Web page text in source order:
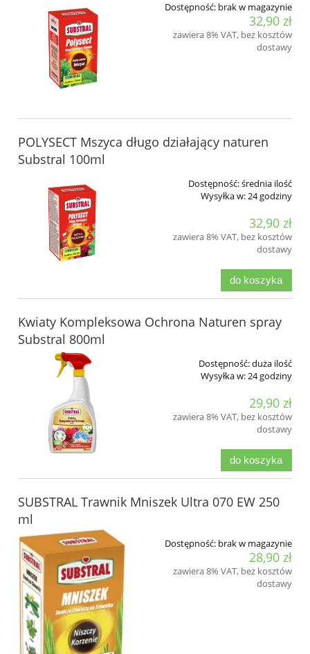
Dostępność: brak w magazynie
32,90 zł
zawiera 8% VAT, bez kosztów
dostawy
POLYSECT Mszyca długo działający naturen
Substral 100ml
Dostępność:średnia ilość
Wysyłka w: 24 godziny
32,90 zł
zawiera 8% VAT, bez kosztów
dostawy
do koszyka
Kwiaty Kompleksowa Ochrona Naturen spray
Substral 800ml
Dostępność:duża ilość
Wysyłka w:24 godziny
29,90 zł
zawiera 8% VAT, bez kosztów
dostawy
do koszyka
SUBSTRAL Trawnik Mniszek Ultra 070 EW 250
ml
Dostępność: brak w magazynie
28,90 zł
zawiera 8% VAT, bez kosztów
dostawy